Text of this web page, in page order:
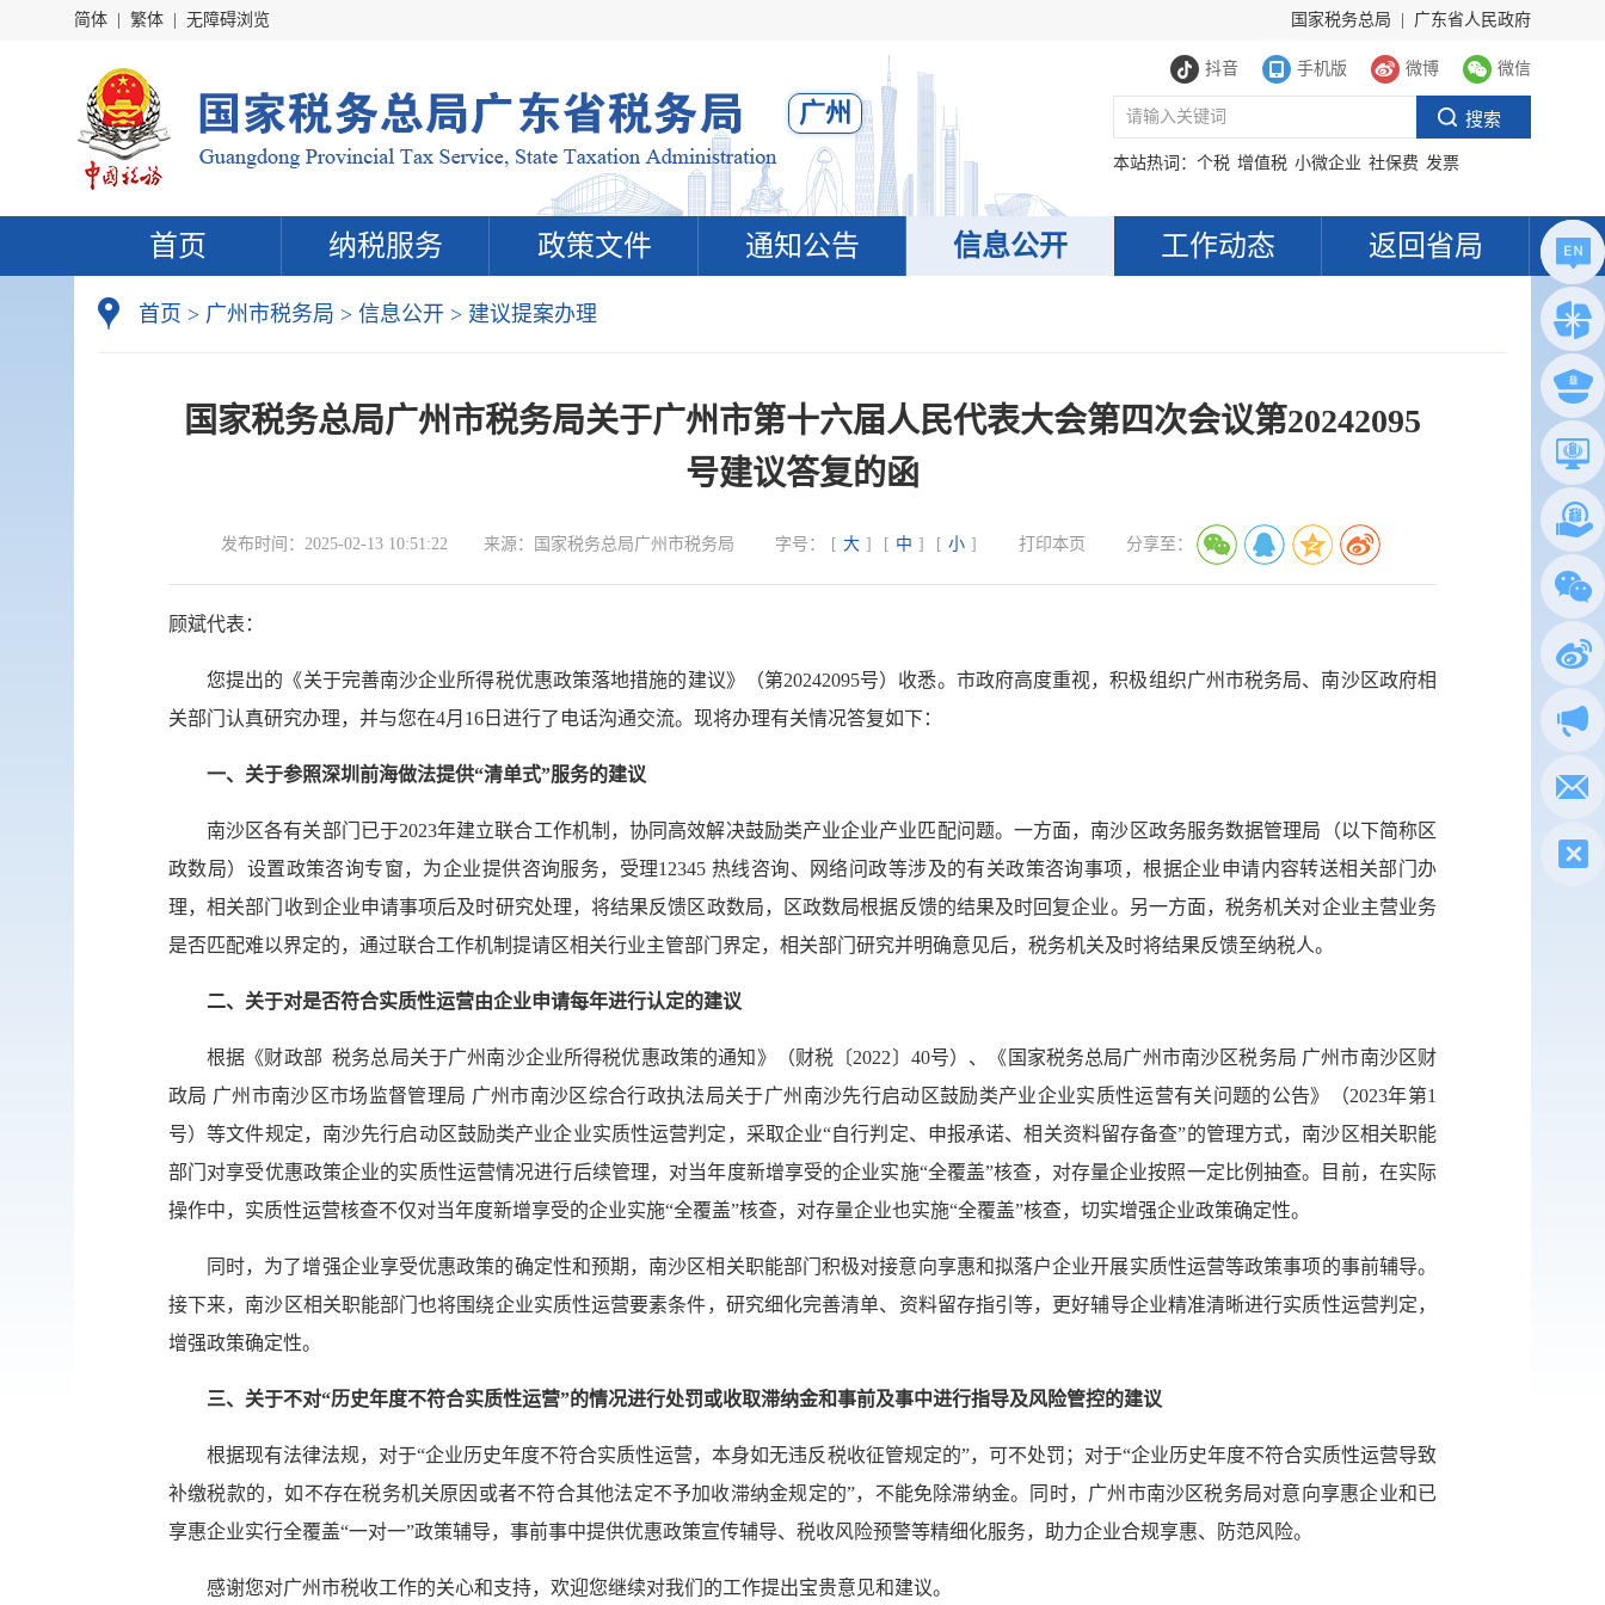
简体 繁体 无障碍浏览 国家税务总局 广东省人民政府
抖音 手机版 微博 微信
广州
本站热词： 个税 增值税 小微企业 社保费 发票
首页 纳税服务 政策文件 通知公告 信息公开 工作动态 返回省局
首页 > 广州市税务局 > 信息公开 > 建议提案办理
国家税务总局广州市税务局关于广州市第十六届人民代表大会第四次会议第20242095
号建议答复的函
发布时间： 2025-02-13 10:51:22 来源： 国家税务总局广州市税务局 字号： [ 大 ] [ 中 ] [ 小 ] 打印本页 分享至：
顾斌代表：
您提出的《关于完善南沙企业所得税优惠政策落地措施的建议》（第20242095号）收悉。市政府高度重视，积极组织广州市税务局、南沙区政府相
关部门认真研究办理，并与您在4月16日进行了电话沟通交流。现将办理有关情况答复如下：
一、关于参照深圳前海做法提供“清单式”服务的建议
南沙区各有关部门已于2023年建立联合工作机制，协同高效解决鼓励类产业企业产业匹配问题。一方面，南沙区政务服务数据管理局（以下简称区
政数局）设置政策咨询专窗，为企业提供咨询服务，受理12345 热线咨询、网络问政等涉及的有关政策咨询事项，根据企业申请内容转送相关部门办
理，相关部门收到企业申请事项后及时研究处理，将结果反馈区政数局，区政数局根据反馈的结果及时回复企业。另一方面，税务机关对企业主营业务
是否匹配难以界定的，通过联合工作机制提请区相关行业主管部门界定，相关部门研究并明确意见后，税务机关及时将结果反馈至纳税人。
二、关于对是否符合实质性运营由企业申请每年进行认定的建议
根据《财政部 税务总局关于广州南沙企业所得税优惠政策的通知》（财税〔2022〕40号）、《国家税务总局广州市南沙区税务局 广州市南沙区财
政局 广州市南沙区市场监督管理局 广州市南沙区综合行政执法局关于广州南沙先行启动区鼓励类产业企业实质性运营有关问题的公告》（2023年第1
号）等文件规定，南沙先行启动区鼓励类产业企业实质性运营判定，采取企业“自行判定、申报承诺、相关资料留存备查”的管理方式，南沙区相关职能
部门对享受优惠政策企业的实质性运营情况进行后续管理，对当年度新增享受的企业实施“全覆盖”核查，对存量企业按照一定比例抽查。目前，在实际
操作中，实质性运营核查不仅对当年度新增享受的企业实施“全覆盖”核查，对存量企业也实施“全覆盖”核查，切实增强企业政策确定性。
同时，为了增强企业享受优惠政策的确定性和预期，南沙区相关职能部门积极对接意向享惠和拟落户企业开展实质性运营等政策事项的事前辅导。
接下来，南沙区相关职能部门也将围绕企业实质性运营要素条件，研究细化完善清单、资料留存指引等，更好辅导企业精准清晰进行实质性运营判定，
增强政策确定性。
三、关于不对“历史年度不符合实质性运营”的情况进行处罚或收取滞纳金和事前及事中进行指导及风险管控的建议
根据现有法律法规，对于“企业历史年度不符合实质性运营，本身如无违反税收征管规定的”，可不处罚；对于“企业历史年度不符合实质性运营导致
补缴税款的，如不存在税务机关原因或者不符合其他法定不予加收滞纳金规定的”，不能免除滞纳金。同时，广州市南沙区税务局对意向享惠企业和已
享惠企业实行全覆盖“一对一”政策辅导，事前事中提供优惠政策宣传辅导、税收风险预警等精细化服务，助力企业合规享惠、防范风险。
感谢您对广州市税收工作的关心和支持，欢迎您继续对我们的工作提出宝贵意见和建议。
总局
政务
执法
电子
税惠通